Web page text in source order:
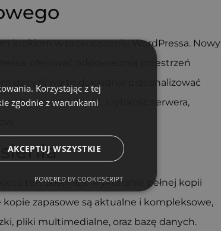
krokiem w przenoszeniu WordPressa. Nowy
oferować odpowiednią przestrzeń
decyzji warto dokładnie przeanalizować
jak stabilność, szybkość serwera,
ten obejmuje wykonanie pełnej kopii
kopie zapasowe są aktualne i kompleksowe,
pliki multimedialne, oraz bazę danych.
Korzystając z tej
zgodnie z warunkami
AKCEPTUJ WSZYSTKIE
POWERED BY COOKIESCRIPT